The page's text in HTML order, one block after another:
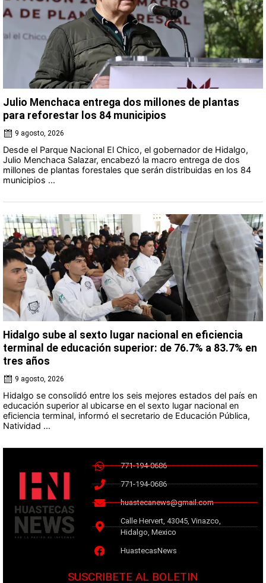
Julio Menchaca entrega dos millones de plantas
para reforestar los 84 municipios
9 agosto, 2026
Desde el Parque Nacional El Chico, el gobernador de Hidalgo,
Julio Menchaca Salazar, encabezó la macro entrega de dos
millones de plantas forestales que serán distribuidas en los 84
municipios ...
Hidalgo sube al sexto lugar nacional en eficiencia
terminal de educación superior: de 76.7% a 83.7% en
tres años
9 agosto, 2026
Hidalgo se consolidó entre los seis mejores estados del país en
educación superior al ubicarse en el sexto lugar nacional en
eficiencia terminal, informó el secretario de Educación Pública,
Natividad ...
771-194-0686
771-194-0686
huastecanews@gmail.com
Calle Hervert, 43045, Vinazco,
Hidalgo, Mexico
HuastecasNews
SUSCRIBETE AL BOLETIN